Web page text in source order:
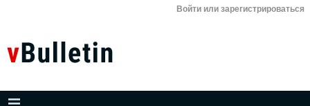
Войти или зарегистрироваться